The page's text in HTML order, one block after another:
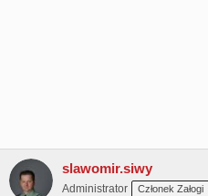
slawomir.siwy
Administrator Członek Załogi